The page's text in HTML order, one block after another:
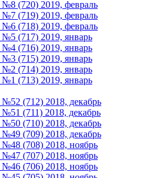
(720) 2019, февраль
(719) 2019, февраль
(718) 2019, февраль
(717) 2019, январь
(716) 2019, январь
(715) 2019, январь
(714) 2019, январь
(713) 2019, январь
(712) 2018, декабрь
(711) 2018, декабрь
(710) 2018, декабрь
(709) 2018, декабрь
(708) 2018, ноябрь
(707) 2018, ноябрь
(706) 2018, ноябрь